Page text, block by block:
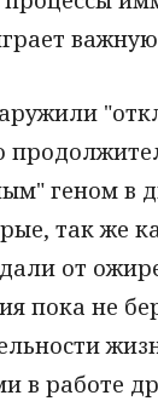
геном в
так же
от
пока не
в работе